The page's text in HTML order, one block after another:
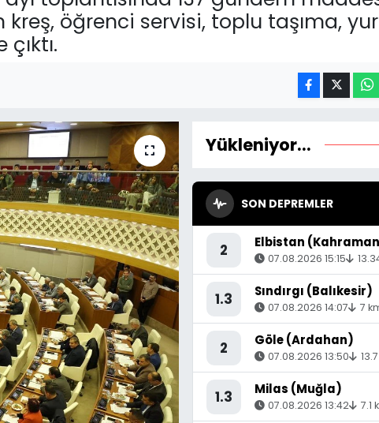
öğrenci servisi, toplu taşıma,
Yükleniyor...
SON DEPREMLER
2 Elbistan
07.08.2026 15:15
1.3 Sındırgı (Balıkesir)
07.08.2026 14:07 7
2 Göle (Ardahan)
07.08.2026 13:50
1.3 Milas (Muğla)
07.08.2026 13:42 7.1